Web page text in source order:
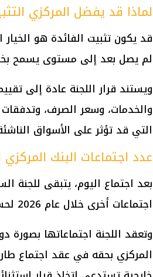
لماذا قد يفضل المركزي
قد يكون تثبيت الفائدة هو الخيار
لم يصل بعد إلى مستوى يسمح
ويستند قرار اللجنة عادة إلى
والخدمات، وسعر الصرف، وتدفقات
التي قد تؤثر على الأسواق
عدد اجتماعات البنك المركزي
اجتماعات أخرى خلال عام 2026 لحسم
وتعقد اللجنة اجتماعاتها بصورة دورية كل 6 أسابيع يوم
المركزي بحقه في عقد اجتماع